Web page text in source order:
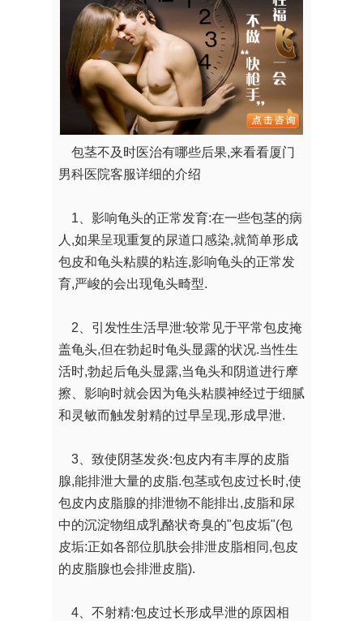
包茎不及时医治有哪些后果,来看看厦门
男科医院客服详细的介绍
1、影响龟头的正常发育:在一些包茎的病
人,如果呈现重复的尿道口感染,就简单形成
包皮和龟头粘膜的粘连,影响龟头的正常发
育,严峻的会出现龟头畸型.
2、引发性生活早泄:较常见于平常包皮掩
盖龟头,但在勃起时龟头显露的状况.当性生
活时,勃起后龟头显露,当龟头和阴道进行摩
擦、影响时就会因为龟头粘膜神经过于细腻
和灵敏而触发射精的过早呈现,形成早泄.
3、致使阴茎发炎:包皮内有丰厚的皮脂
腺,能排泄大量的皮脂.包茎或包皮过长时,使
包皮内皮脂腺的排泄物不能排出,皮脂和尿
中的沉淀物组成乳酪状奇臭的"包皮垢"(包
皮垢:正如各部位肌肤会排泄皮脂相同,包皮
的皮脂腺也会排泄皮脂).
4、不射精:包皮过长形成早泄的原因相